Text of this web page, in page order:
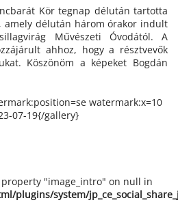
Kör tegnap délután tartotta
amely délután három órakor indult
Művészeti Óvodától. A
ahhoz, hogy a résztvevők
Köszönöm a képeket Bogdán
watermark:x=10
07-19{/gallery}
"image_intro" on null in
plugins/system/